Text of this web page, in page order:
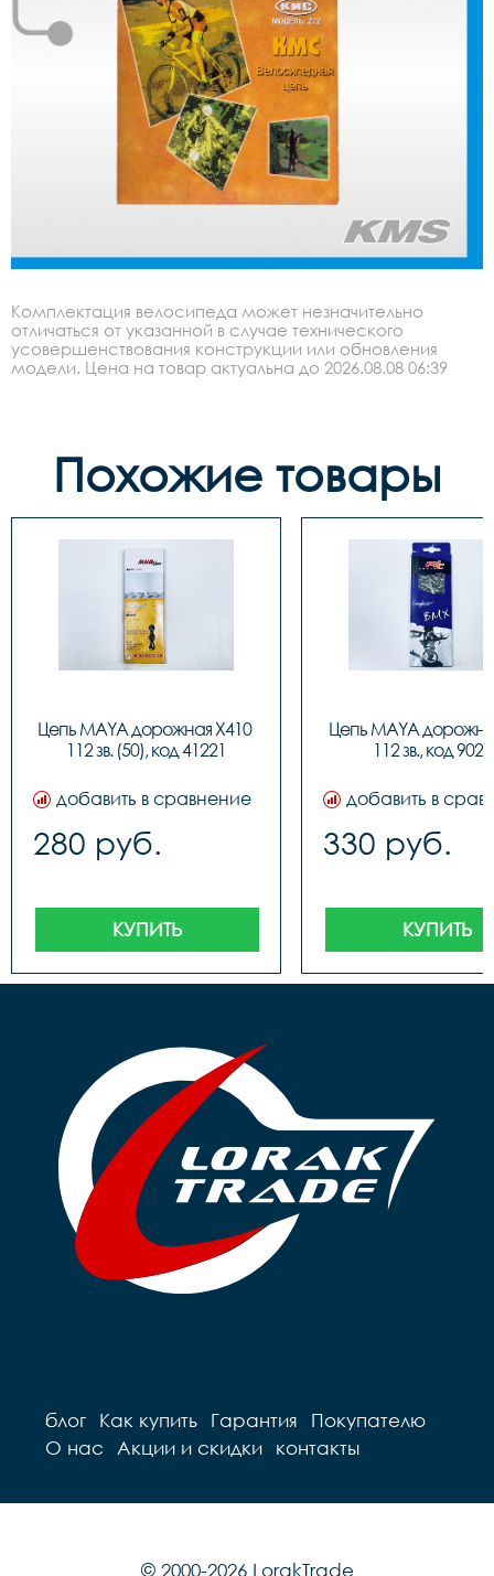
Комплектация велосипеда может незначительно
отличаться от указанной в случае технического
усовершенствования конструкции или обновления
модели. Цена на товар актуальна до 2026.08.08 06:39
Похожие товары
Цепь MAYA дорожная X410
112 зв. (50), код 41221
добавить в сравнение
280 руб.
КУПИТЬ
Цепь MAYA
112 зв., код
добавить в
330 руб.
КУПИТЬ
блог Как купить Гарантия
Покупателю
О нас
Акции и скидки контакты
© 2000-2026 LorakTrade